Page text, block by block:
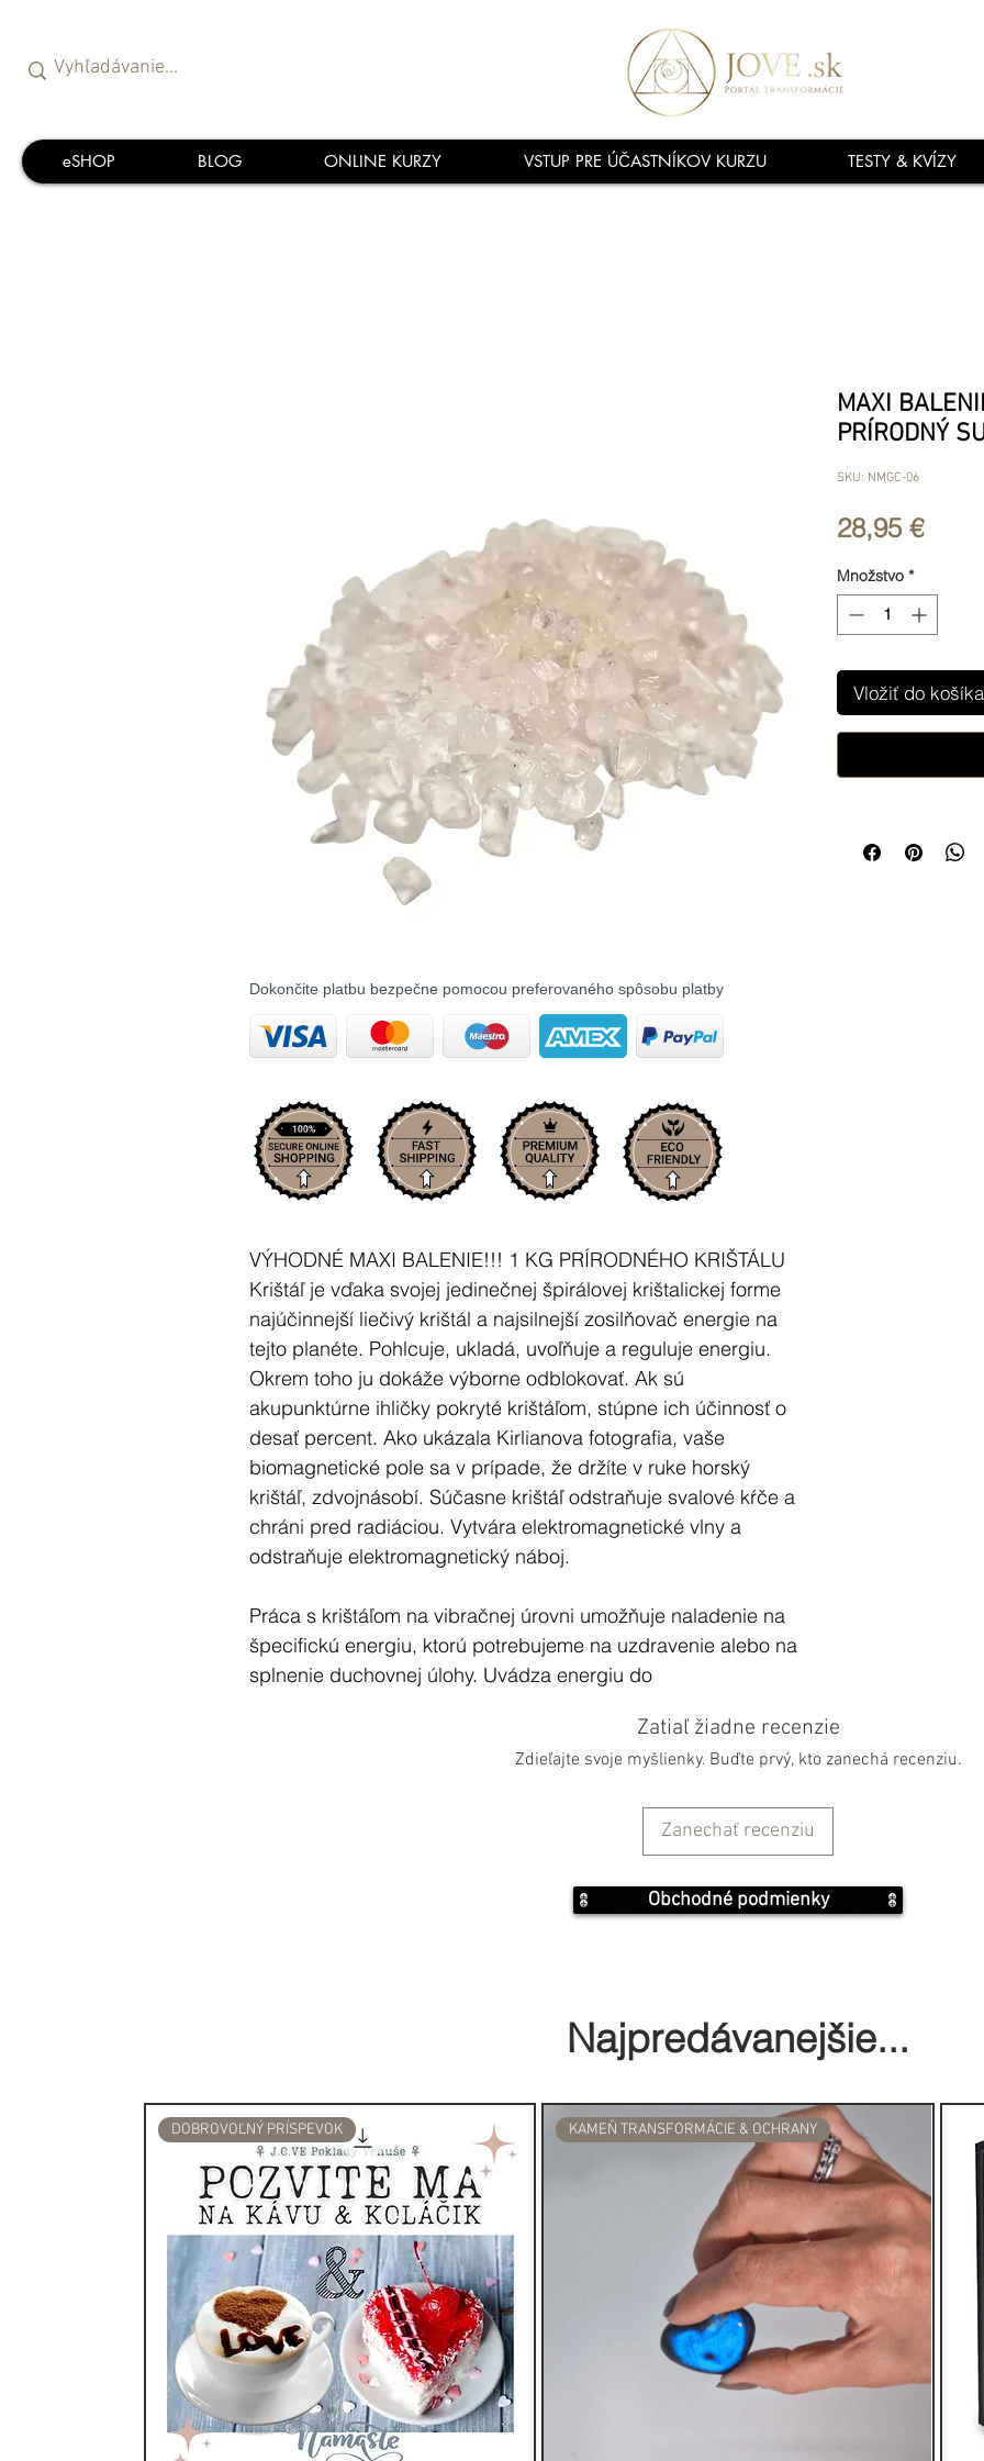
eSHOP BLOG ONLINE KURZY VSTUP PRE ÚČASTNÍKOV KURZU TESTY & KVÍZY
Dokončite platbu bezpečne pomocou preferovaného spôsobu platby
VÝHODNÉ MAXI BALENIE!!! 1 KG PRÍRODNÉHO KRIŠTÁLU
Krištáľ je vďaka svojej jedinečnej špirálovej krištalickej forme
najúčinnejší liečivý krištál a najsilnejší zosilňovač energie na
tejto planéte. Pohlcuje, ukladá, uvoľňuje a reguluje energiu.
Okrem toho ju dokáže výborne odblokovať. Ak sú
akupunktúrne ihličky pokryté krištáľom, stúpne ich účinnosť o
desať percent. Ako ukázala Kirlianova fotografia, vaše
biomagnetické pole sa v prípade, že držíte v ruke horský
krištáľ, zdvojnásobí. Súčasne krištáľ odstraňuje svalové kŕče a
chráni pred radiáciou. Vytvára elektromagnetické vlny a
odstraňuje elektromagnetický náboj.
Práca s krištáľom na vibračnej úrovni umožňuje naladenie na
špecifickú energiu, ktorú potrebujeme na uzdravenie alebo na
splnenie duchovnej úlohy. Uvádza energiu do
nerovnováhu. Čistí a uzdravuje jednotlivé orgány a jemnejšie
vyššie telá. Súčasne vedie ku hlbokému prečisteniu duše a
Na duchovnej úrovni zvyšuje krištáľ energiu na najvyššiu
možnú mieru. Vyskytuje sa v mnohých farbách. Číry krištáľ
funguje na všetkých rovinách bytia. Krištály v sebe ukladajú
sejbu. Zvyšuje duševné schopnosti a naladí vás na duchovné
účely, pre ktoré ste vybratí. Ak sa použije pri meditácii,
príjemcom naprogramovania.
TIP: Pozrite si našu bohatú ponuku MAGNETICKÝCH
NÁRAMKOV SO VZÁCNYMI KAMEŇMI
>> prejsť na ponuku
Či už používate vzácne prírodné kamene na prácu s čakrami,
nabíjanie vody, vytváranie krištálových mriežok alebo si
jednoducho prajete pozdvihnúť energie vo Vašom domove
a vytvoriť energetický oltár, achát bude Vašim verným
spoločníkom.
Krištály, polodrahokamy a drahokamy, spoločne označované
MAXI
PRÍRODNÝ
SKU: NMGC-06
28,95 €Price
Množstvo *
Vložiť do košíka
Zatiaľ žiadne recenzie
Zdieľajte svoje myšlienky. Buďte prvý, kto zanechá recenziu.
Zanechať recenziu
Obchodné podmienky
Najpredávanejšie...
DOBROVOĽNÝ PRÍSPEVOK KAMEŇ TRANSFORMÁCIE & OCHRANY